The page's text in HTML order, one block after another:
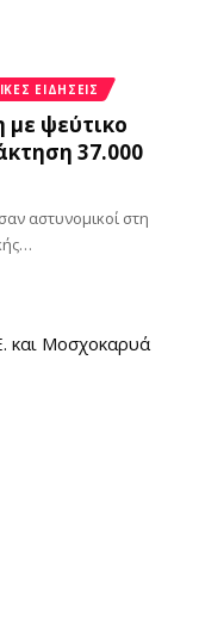
ΕΙΔΉΣΕΙΣ
με ψεύτικο
37.000
αστυνομικοί στη
…